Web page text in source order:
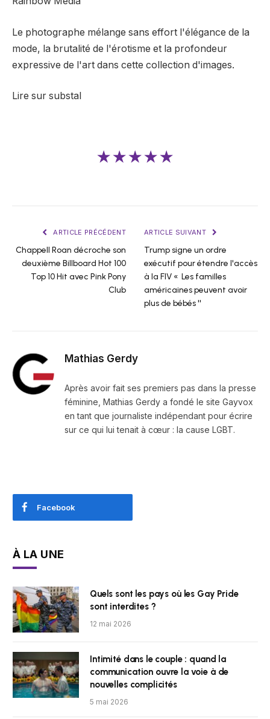
Le photographe mélange sans effort l'élégance de la
mode, la brutalité de l'érotisme et la profondeur
expressive de l'art dans cette collection d'images.
Lire sur substal
★★★★★
ARTICLE PRÉCÉDENT
Chappell Roan décroche son
deuxième Billboard Hot 100
Top 10 Hit avec Pink Pony
Club
ARTICLE SUIVANT
Trump signe un ordre
exécutif pour étendre l'accès
à la FIV « Les familles
américaines peuvent avoir
plus de bébés ''
Mathias Gerdy
Après avoir fait ses premiers pas dans la presse
féminine, Mathias Gerdy a fondé le site Gayvox
en tant que journaliste indépendant pour écrire
sur ce qui lui tenait à cœur : la cause LGBT.
Facebook
À LA UNE
Quels sont les pays où les Gay Pride
sont interdites ?
12 mai 2026
Intimité dans le couple : quand la
communication ouvre la voie à de
nouvelles complicités
5 mai 2026